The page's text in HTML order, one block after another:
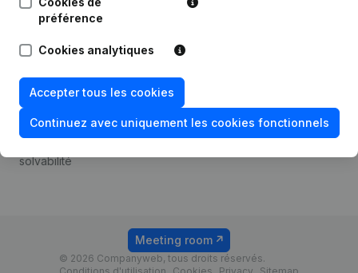
préférence
Cookies analytiques
Accepter tous les cookies
Continuez avec uniquement les cookies fonctionnels
Compliance et prévention
de la fraude
Consulter des comptes
Recherche de numéro de
TVA
solvabilité
Tarifs
© 2026 Companyweb, tous droits réservés.
Meeting room